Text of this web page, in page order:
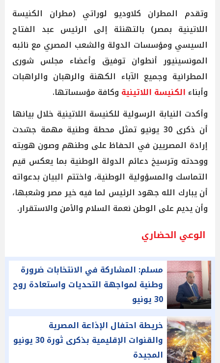
وتقدم المطران كلاوديو لوراتي (مطران الكنيسة
اللاتينية بمصر) بالتهنئة إلى الرئيس عبد الفتاح
السيسي ومؤسسات الدولة والشعب المصري مع نائبه
المونسينيور أنطوان توفيق وأعضاء مجلس شورى
المطرانية وجميع الآباء الكهنة والرهبان والراهبات
وأبناء الكنيسة اللاتينية وكافة مؤسساتها.
وأكدت النيابة الرسولية للكنيسة اللاتينية خلال بيانها
أن ذكرى 30 يونيو تمثل محطة وطنية مهمة جسّدت
إرادة المصريين في الحفاظ على وطنهم وصون هويته
ووحدته وترسيخ دعائم الدولة الوطنية بما يعكس قيم
التماسك والمسؤولية الوطنية، واختتم البيان بدعواته
أن يبارك الله جهود الرئيس لما فيه خير مصر وشعبها،
وأن يديم على الوطن نعمة السلام والأمن والاستقرار.
الوعي الحضاري
مسلم: المشاركة في الانتخابات ضرورة
وطنية لمواجهة التحديات واستعادة روح
30 يونيو
خريطة احتفال الإذاعة المصرية
والقنوات الإقليمية بذكرى ثورة 30 يونيو
المجيدة